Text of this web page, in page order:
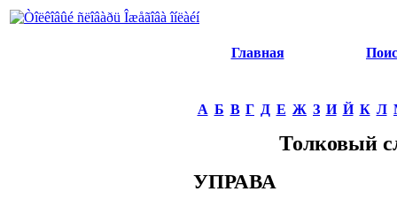
Главная
А Б В Г Д Е Ж З И Й К Л
Толковый
УПРАВА